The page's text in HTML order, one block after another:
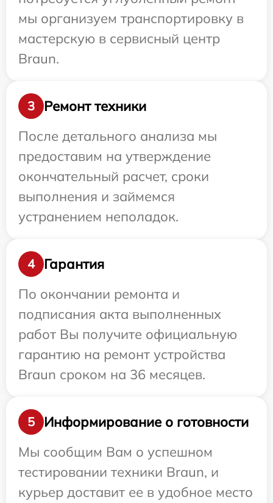
мы организуем транспортировку в
мастерскую в сервисный центр
Braun.
3
Ремонт техники
После детального анализа мы
предоставим на утверждение
окончательный расчет, сроки
выполнения и займемся
устранением неполадок.
4
Гарантия
По окончании ремонта и
подписания акта выполненных
работ Вы получите официальную
гарантию на ремонт устройства
Braun сроком на 36 месяцев.
5
Информирование о готовности
Мы сообщим Вам о успешном
тестировании техники Braun, и
курьер доставит ее в удобное место